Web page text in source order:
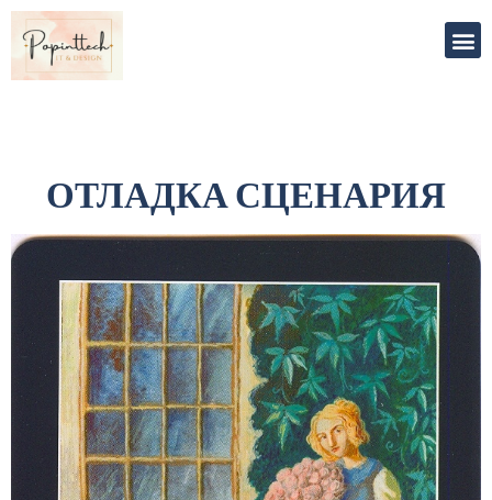
ОТЛАДКА СЦЕНАРИЯ